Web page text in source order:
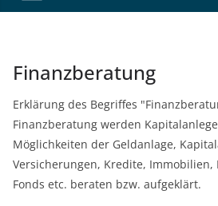
Finanzberatung
Erklärung des Begriffes
Finanzberatung werden
Möglichkeiten der Geldanlage,
Versicherungen, Kredite, Immobilien,
Fonds etc. beraten bzw. aufgeklärt.